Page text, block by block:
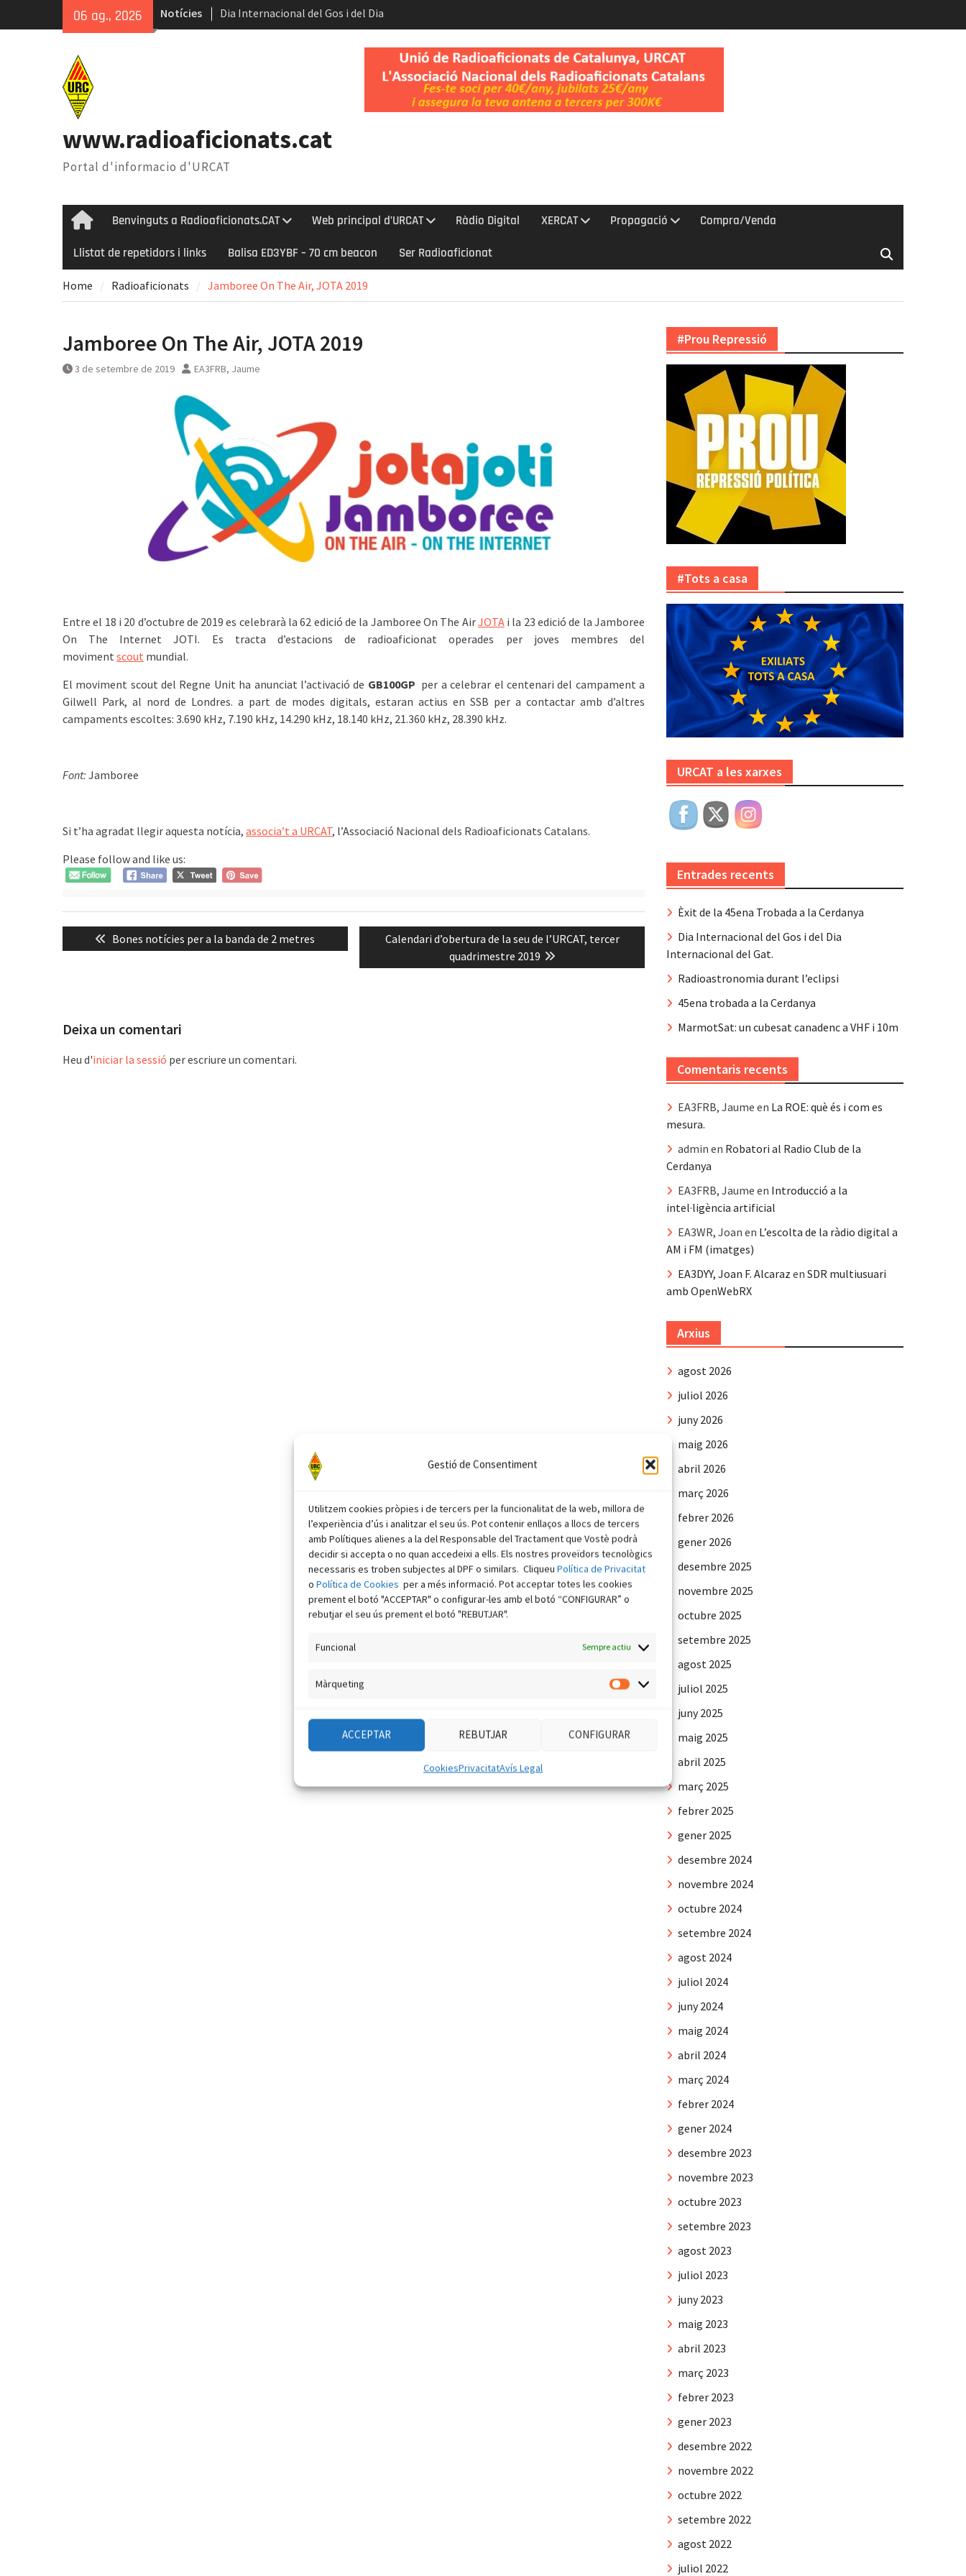
Gestió de Consentiment
Utilitzem cookies pròpies i de tercers per la funcionalitat de la web, millora de
l’experiència d’ús i analitzar el seu ús. Pot contenir enllaços a llocs de tercers
amb Polítiques alienes a la del Responsable del Tractament que Vostè podrà
decidir si accepta o no quan accedeixi a ells. Els nostres proveïdors tecnològics
necessaris es troben subjectes al DPF o similars. Cliqueu Política de Privacitat
o Política de Cookies per a més informació. Pot acceptar totes les cookies
prement el botó "ACCEPTAR" o configurar-les amb el botó “CONFIGURAR” o
rebutjar el seu ús prement el botó "REBUTJAR".
Funcional Sempre actiu
Màrqueting
Màrqueting
ACCEPTAR REBUTJAR CONFIGURAR
CookiesPrivacitatAvís Legal
06 ag., 2026 Notícies
Dia Internacional del Gos i del Dia
Internacional del Gat.
Radioastronomia durant l’eclipsi
Èxit de la 45ena Trobada a la Cerdanya
www.radioaficionats.cat
Portal d'informacio d'URCAT
HomeBenvinguts a Radioaficionats.CAT Web principal d’URCAT Ràdio Digital XERCAT Propagació Compra/Venda
Llistat de repetidors i links Balisa ED3YBF – 70 cm beacon Ser Radioaficionat
Home Radioaficionats Jamboree On The Air, JOTA 2019
Jamboree On The Air, JOTA 2019
3 de setembre de 2019 EA3FRB, Jaume
Entre el 18 i 20 d’octubre de 2019 es celebrarà la 62 edició de la Jamboree On The AirJOTAi la 23 edició de la Jamboree
On The Internet JOTI. Es tracta d’estacions de radioaficionat operades per joves membres del
moviment scout mundial.
El moviment scout del Regne Unit ha anunciat l’activació de GB100GP per a celebrar el centenari del campament a
Gilwell Park, al nord de Londres. a part de modes digitals, estaran actius en SSB per a contactar amb d’altres
campaments escoltes: 3.690 kHz, 7.190 kHz, 14.290 kHz, 18.140 kHz, 21.360 kHz, 28.390 kHz.
Font: Jamboree
Si t’ha agradat llegir aquesta notícia, associa’t a URCAT, l’Associació Nacional dels Radioaficionats Catalans. ͏͏ ͏͏
Please follow and like us:
Navegació
d'entrades
Previous
post:
Bones notícies per a la banda de 2 metres
Next
Calendari d’obertura de la seu de l’URCAT, tercer
quadrimestre 2019
Deixa un comentari
Heu d'iniciar la sessió per escriure un comentari.
#Prou Repressió
#Tots a casa
URCAT a les xarxes
Entrades recents
Èxit de la 45ena Trobada a la Cerdanya
Dia Internacional del Gos i del Dia
Internacional del Gat.
Radioastronomia durant l’eclipsi
45ena trobada a la Cerdanya
MarmotSat: un cubesat canadenc a VHF i 10m
Comentaris recents
EA3FRB, Jaume en La ROE: què és i com es
mesura.
admin en Robatori al Radio Club de la
Cerdanya
EA3FRB, Jaume en Introducció a la
intel·ligència artificial
EA3WR, Joan en L’escolta de la ràdio digital a
AM i FM (imatges)
EA3DYY, Joan F. Alcaraz en SDR multiusuari
amb OpenWebRX
Arxius
agost 2026
juliol 2026
juny 2026
maig 2026
abril 2026
març 2026
febrer 2026
gener 2026
desembre 2025
novembre 2025
octubre 2025
setembre 2025
agost 2025
juliol 2025
juny 2025
maig 2025
abril 2025
març 2025
febrer 2025
gener 2025
desembre 2024
novembre 2024
octubre 2024
setembre 2024
agost 2024
juliol 2024
juny 2024
maig 2024
abril 2024
març 2024
febrer 2024
gener 2024
desembre 2023
novembre 2023
octubre 2023
setembre 2023
agost 2023
juliol 2023
juny 2023
maig 2023
abril 2023
març 2023
febrer 2023
gener 2023
desembre 2022
novembre 2022
octubre 2022
setembre 2022
agost 2022
juliol 2022